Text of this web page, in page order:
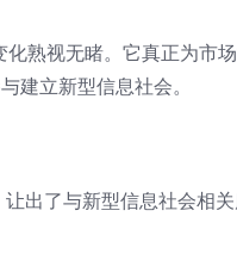
熟视无睹。它真正为市
建立新型信息社会。
出了与新型信息社会相